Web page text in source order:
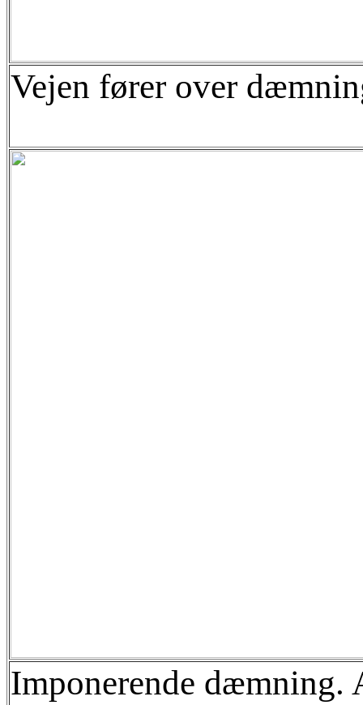
Vejen fører over
Imponerende dæmning.